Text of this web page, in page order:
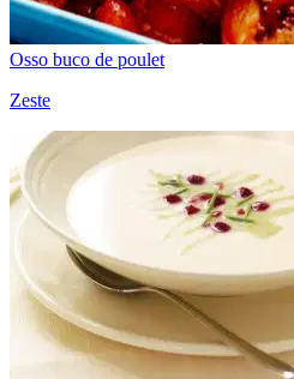
Osso buco de poulet
Zeste